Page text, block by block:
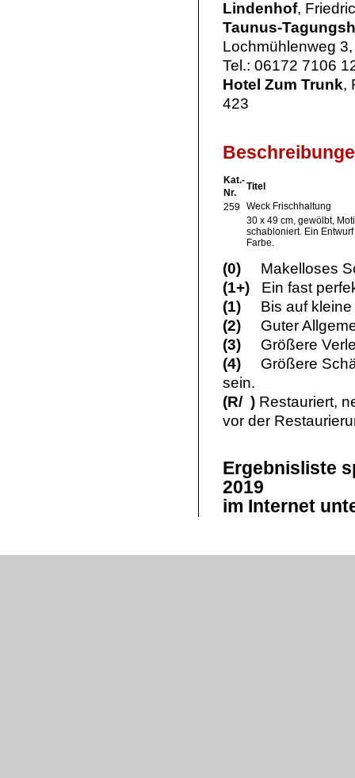
Lindenhof,
Taunus-
Lochmühlenweg 3,
Tel.: 06172 7106
Hotel Zum Trunk,
423
Kat.-
Nr.
Titel
259 Weck Frischhaltung
30 x 49 cm, gewölbt,
schabloniert. Ein
Farbe.
(0) Makelloses
(1+) Ein fast
(1) Bis auf kleine
(2) Guter
(3) Größere
(4) Größere
sein.
(R/ ) Restauriert,
vor der
Ergebnisliste
2019
im Internet